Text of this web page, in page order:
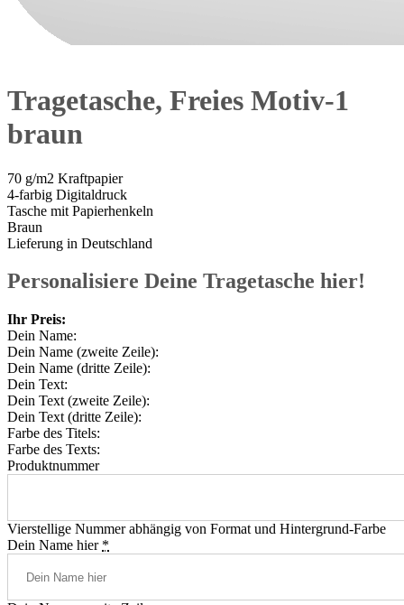
Tragetasche, Freies Motiv-1
braun
70 g/m2 Kraftpapier
4-farbig Digitaldruck
Tasche mit Papierhenkeln
Braun
Lieferung in Deutschland
Personalisiere Deine Tragetasche hier!
Ihr Preis:
Dein Name:
Dein Name (zweite Zeile):
Dein Name (dritte Zeile):
Dein Text:
Dein Text (zweite Zeile):
Dein Text (dritte Zeile):
Farbe des Titels:
Farbe des Texts:
Produktnummer
Vierstellige Nummer abhängig von Format und Hintergrund-Farbe
Dein Name hier *